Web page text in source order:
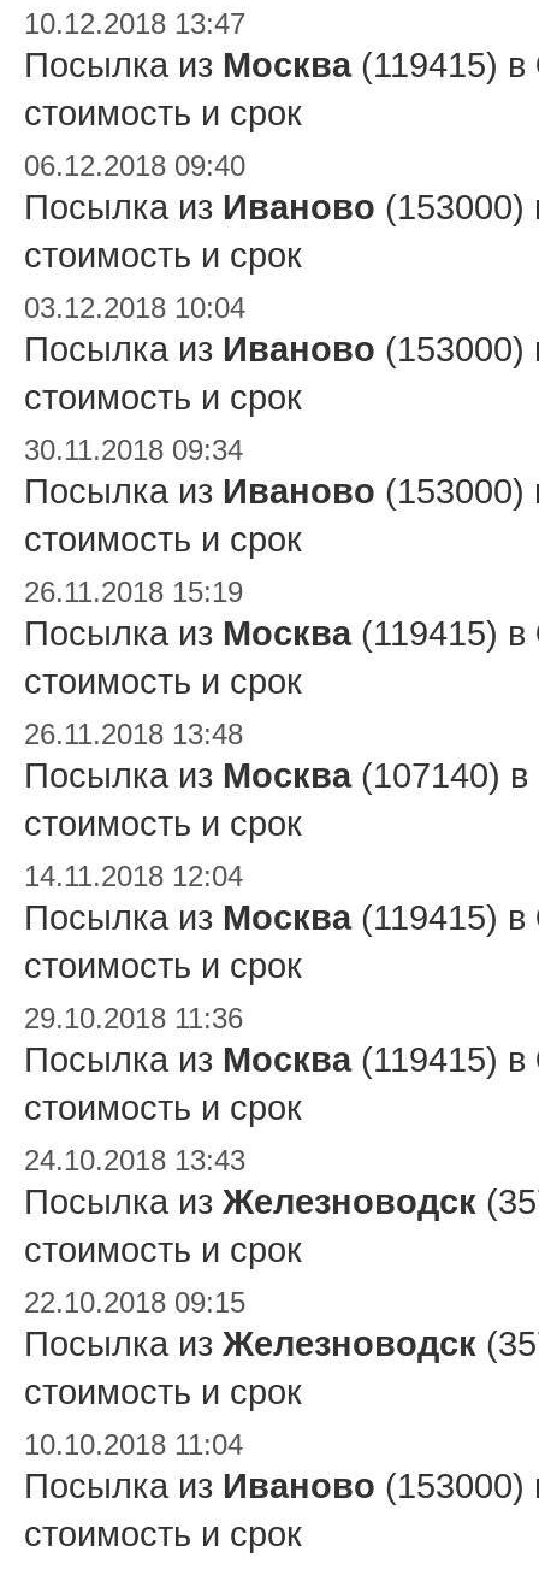
10.12.2018 13:47
Посылка из Москва(119415) в
стоимость и срок
06.12.2018 09:40
Посылка из Иваново
стоимость и срок
03.12.2018 10:04
Посылка из Иваново
стоимость и срок
30.11.2018 09:34
Посылка из Иваново
стоимость и срок
26.11.2018 15:19
Посылка из Москва(119415) в
стоимость и срок
26.11.2018 13:48
Посылка из Москва(107140) в
стоимость и срок
14.11.2018 12:04
Посылка из Москва(119415) в
стоимость и срок
29.10.2018 11:36
Посылка из Москва(119415) в
стоимость и срок
24.10.2018 13:43
Посылка из Железноводск
стоимость и срок
22.10.2018 09:15
Посылка из Железноводск
стоимость и срок
10.10.2018 11:04
Посылка из Иваново
стоимость и срок